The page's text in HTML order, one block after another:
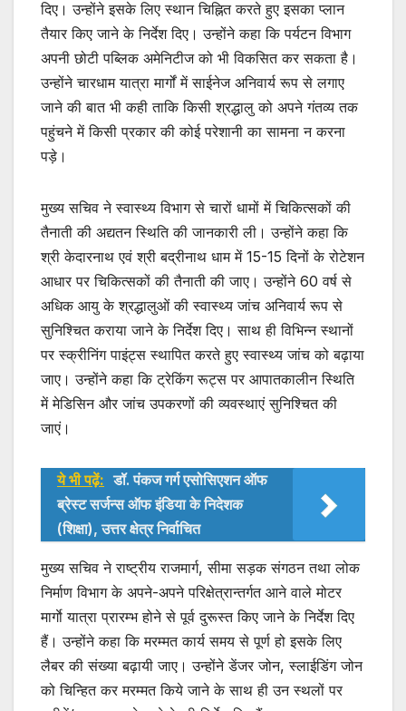
दिए। उन्होंने इसके लिए स्थान चिह्नित करते हुए इसका प्लान
तैयार किए जाने के निर्देश दिए। उन्होंने कहा कि पर्यटन विभाग
अपनी छोटी पब्लिक अमेनिटीज को भी विकसित कर सकता है।
उन्होंने चारधाम यात्रा मार्गों में साईनेज अनिवार्य रूप से लगाए
जाने की बात भी कही ताकि किसी श्रद्धालु को अपने गंतव्य तक
पहुंचने में किसी प्रकार की कोई परेशानी का सामना न करना
पड़े।
मुख्य सचिव ने स्वास्थ्य विभाग से चारों धामों में चिकित्सकों की
तैनाती की अद्यतन स्थिति की जानकारी ली। उन्होंने कहा कि
श्री केदारनाथ एवं श्री बद्रीनाथ धाम में 15-15 दिनों के रोटेशन
आधार पर चिकित्सकों की तैनाती की जाए। उन्होंने 60 वर्ष से
अधिक आयु के श्रद्धालुओं की स्वास्थ्य जांच अनिवार्य रूप से
सुनिश्चित कराया जाने के निर्देश दिए। साथ ही विभिन्न स्थानों
पर स्क्रीनिंग पाइंट्स स्थापित करते हुए स्वास्थ्य जांच को बढ़ाया
जाए। उन्होंने कहा कि ट्रेकिंग रूट्स पर आपातकालीन स्थिति
में मेडिसिन और जांच उपकरणों की व्यवस्थाएं सुनिश्चित की
जाएं।
ये भी पढ़ें: डॉ. पंकज गर्ग एसोसिएशन ऑफ
ब्रेस्ट सर्जन्स ऑफ इंडिया के निदेशक
(शिक्षा), उत्तर क्षेत्र निर्वाचित
मुख्य सचिव ने राष्ट्रीय राजमार्ग, सीमा सड़क संगठन तथा लोक
निर्माण विभाग के अपने-अपने परिक्षेत्रान्तर्गत आने वाले मोटर
मार्गाे यात्रा प्रारम्भ होने से पूर्व दुरूस्त किए जाने के निर्देश दिए
हैं। उन्होंने कहा कि मरम्मत कार्य समय से पूर्ण हो इसके लिए
लैबर की संख्या बढ़ायी जाए। उन्होंने डेंजर जोन, स्लाईडिंग जोन
को चिन्हित कर मरम्मत किये जाने के साथ ही उन स्थलों पर